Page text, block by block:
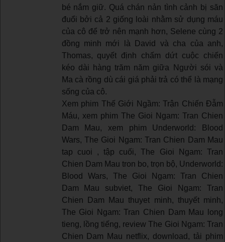
bé nắm giữ. Quá chán nản tình cảnh bị săn
đuổi bởi cả 2 giống loài nhằm sử dụng máu
của cô để trở nên mạnh hơn, Selene cùng 2
đồng minh mới là David và cha của anh,
Thomas, quyết định chấm dứt cuộc chiến
kéo dài hàng trăm năm giữa Người sói và
Ma cà rồng dù cái giá phải trả có thể là mạng
sống của cô.
Xem phim Thế Giới Ngầm: Trận Chiến Đẫm
Máu, xem phim The Gioi Ngam: Tran Chien
Dam Mau, xem phim Underworld: Blood
Wars, The Gioi Ngam: Tran Chien Dam Mau
tap cuoi , tập cuối, The Gioi Ngam: Tran
Chien Dam Mau tron bo, trọn bộ, Underworld:
Blood Wars, The Gioi Ngam: Tran Chien
Dam Mau subviet, The Gioi Ngam: Tran
Chien Dam Mau thuyet minh, thuyết minh,
The Gioi Ngam: Tran Chien Dam Mau long
tieng, lồng tiếng, review The Gioi Ngam: Tran
Chien Dam Mau netflix, download, tải phim